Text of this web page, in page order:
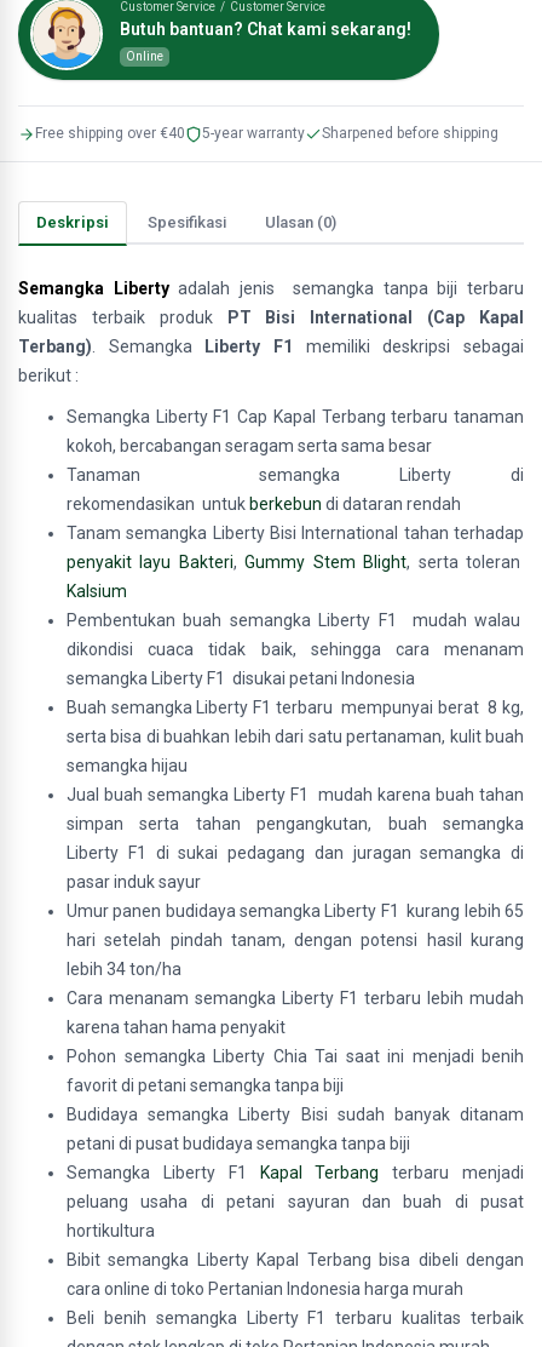
Customer Service / Customer Service
Butuh bantuan? Chat kami sekarang!
Online
Free shipping over €40 5-year warranty Sharpened before shipping
Deskripsi Spesifikasi Ulasan (0)
Semangka Libertyadalah jenis
semangka tanpa biji terbaru
kualitas terbaik produk
PT Bisi International (Cap Kapal
Terbang) . Semangka Liberty F1
memiliki deskripsi sebagai
berikut :
Semangka Liberty F1 Cap Kapal Terbang terbaru tanaman
kokoh, bercabangan seragam serta sama besar
Tanaman semangka Liberty di
rekomendasikan untuk berkebun di dataran rendah
Tanam semangka Liberty Bisi International tahan terhadap
penyakit layu Bakteri,Gummy Stem Blight, serta toleran
Kalsium
Pembentukan buah semangka Liberty F1 mudah walau
dikondisi cuaca tidak baik, sehingga cara menanam
semangka Liberty F1 disukai petani Indonesia
Buah semangka Liberty F1 terbaru mempunyai berat 8 kg,
serta bisa di buahkan lebih dari satu pertanaman, kulit buah
semangka hijau
Jual buah semangka Liberty F1 mudah karena buah tahan
simpan serta tahan pengangkutan, buah semangka
Liberty F1 di sukai pedagang dan juragan semangka di
pasar induk sayur
Umur panen budidaya semangka Liberty F1 kurang lebih 65
hari setelah pindah tanam, dengan potensi hasil kurang
lebih 34 ton/ha
Cara menanam semangka Liberty F1 terbaru lebih mudah
karena tahan hama penyakit
Pohon semangka Liberty Chia Tai saat ini menjadi benih
favorit di petani semangka tanpa biji
Budidaya semangka Liberty Bisi sudah banyak ditanam
petani di pusat budidaya semangka tanpa biji
Semangka Liberty F1
Kapal Terbang terbaru menjadi
peluang usaha di petani sayuran dan buah di pusat
hortikultura
Bibit semangka Liberty Kapal Terbang bisa dibeli dengan
cara online di toko Pertanian Indonesia harga murah
Beli benih semangka Liberty F1 terbaru kualitas terbaik